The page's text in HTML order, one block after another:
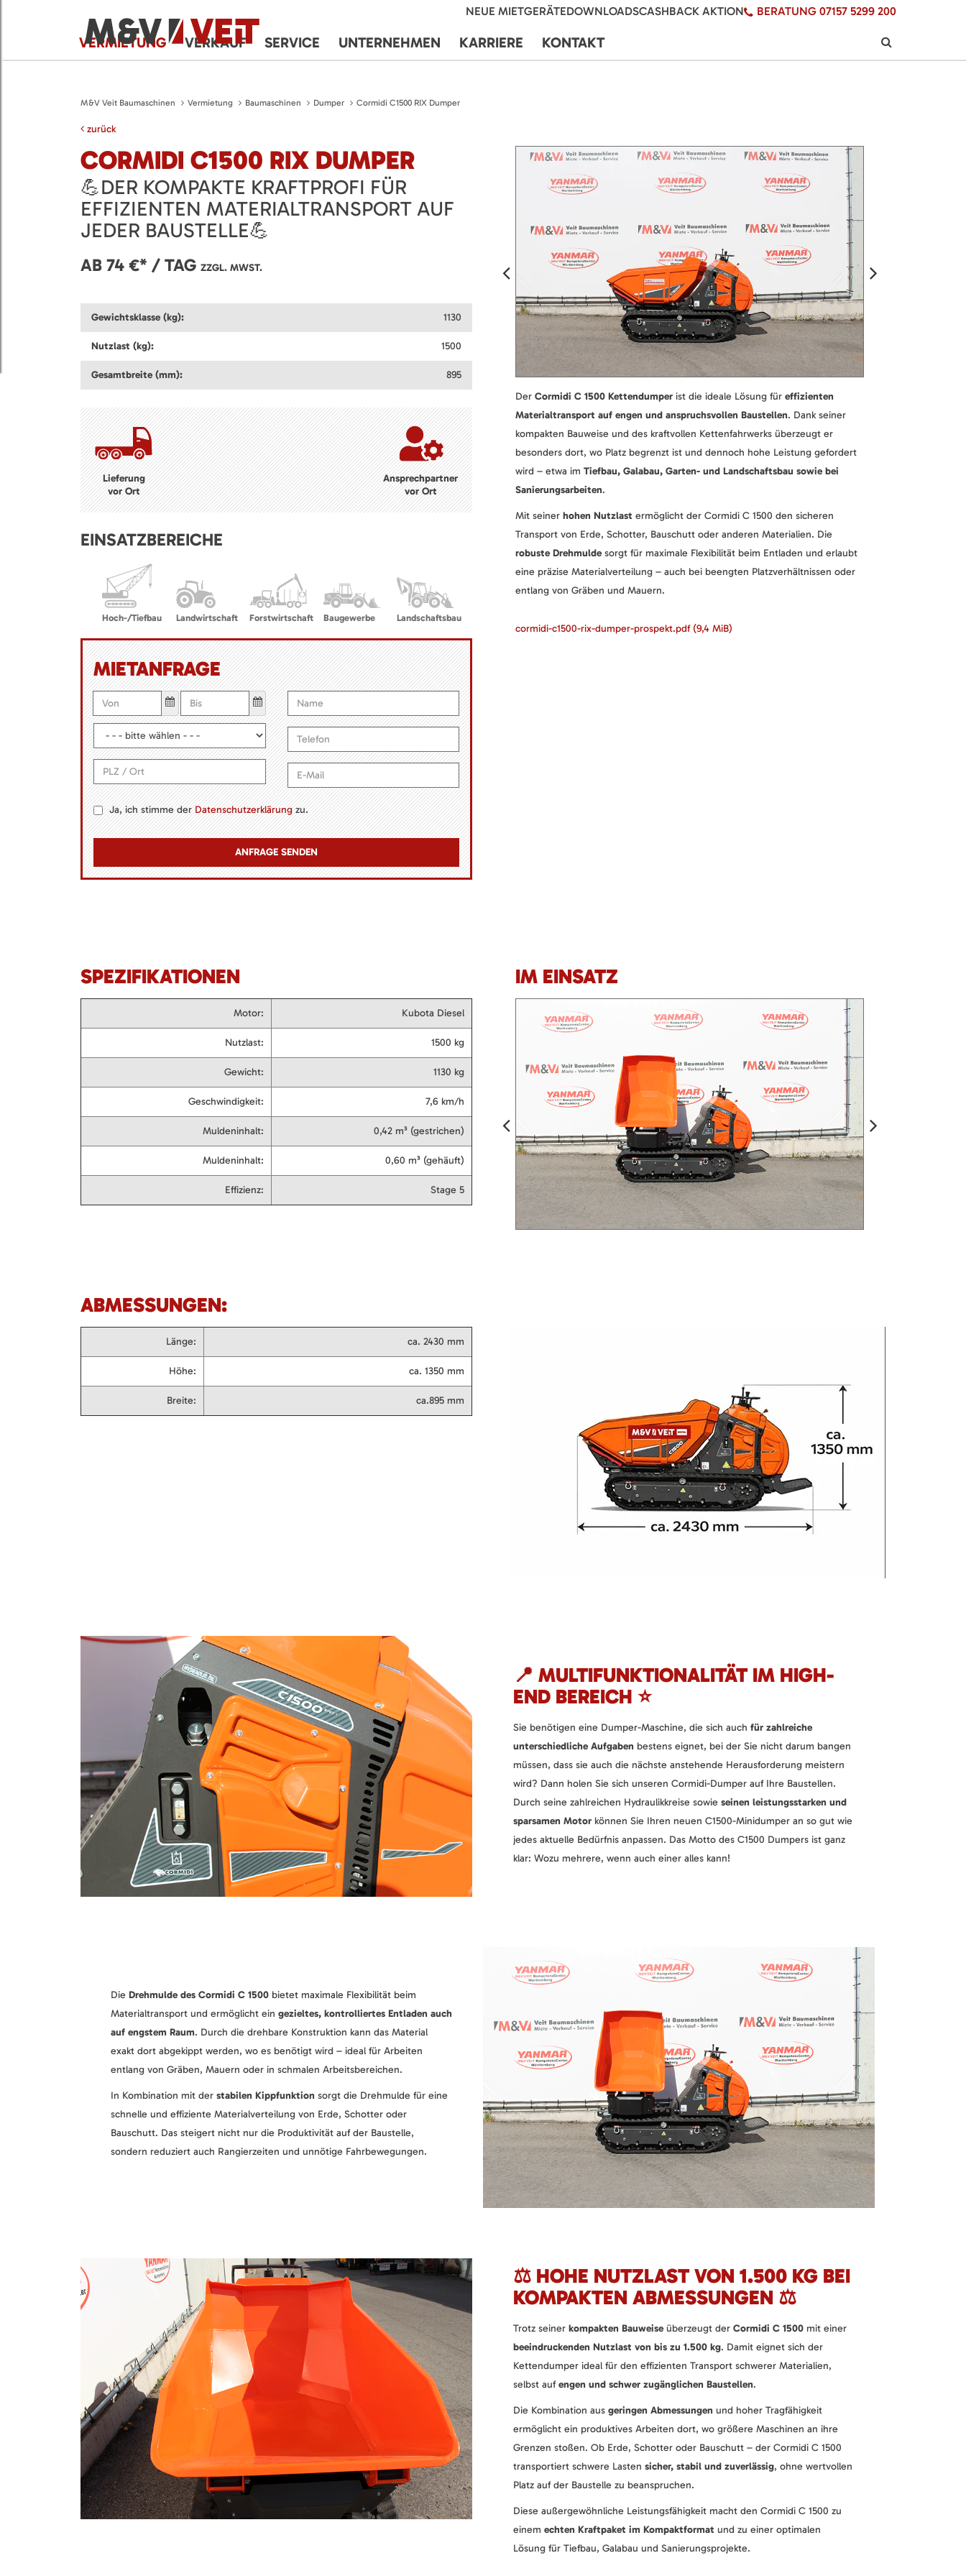
NEUE MIETGERÄTEDOWNLOADSCASHBACK AKTION BERATUNG 07157 5299 200
VERMIETUNG VERKAUF SERVICE UNTERNEHMEN KARRIERE KONTAKT
M&V Veit Baumaschinen Vermietung Baumaschinen Dumper Cormidi C1500 RIX Dumper
zurück
CORMIDI C1500 RIX DUMPER
💪DER KOMPAKTE KRAFTPROFI FÜR
EFFIZIENTEN MATERIALTRANSPORT AUF
JEDER BAUSTELLE💪
AB 74 €* / TAG ZZGL. MWST.
Gewichtsklasse (kg): 1130
Nutzlast (kg): 1500
Gesamtbreite (mm): 895
Lieferung
vor Ort
Ansprechpartner
vor Ort
EINSATZBEREICHE
Hoch-/Tiefbau Landwirtschaft Forstwirtschaft Baugewerbe Landschaftsbau
MIETANFRAGE
Ja, ich stimme derDatenschutzerklärungzu.
Der Cormidi C 1500 Kettendumper ist die ideale Lösung für effizienten
Materialtransport auf engen und anspruchsvollen Baustellen. Dank seiner
kompakten Bauweise und des kraftvollen Kettenfahrwerks überzeugt er
besonders dort, wo Platz begrenzt ist und dennoch hohe Leistung gefordert
wird – etwa im Tiefbau, Galabau, Garten- und Landschaftsbau sowie bei
Sanierungsarbeiten.
Mit seiner hohen Nutzlast ermöglicht der Cormidi C 1500 den sicheren
Transport von Erde, Schotter, Bauschutt oder anderen Materialien. Die
robuste Drehmuldesorgt für maximale Flexibilität beim Entladen und erlaubt
eine präzise Materialverteilung – auch bei beengten Platzverhältnissen oder
entlang von Gräben und Mauern.
cormidi-c1500-rix-dumper-prospekt.pdf (9,4 MiB)
SPEZIFIKATIONEN
Motor: Kubota Diesel
Nutzlast: 1500 kg
Gewicht: 1130 kg
Geschwindigkeit: 7,6 km/h
Muldeninhalt: 0,42 m³ (gestrichen)
Muldeninhalt: 0,60 m³ (gehäuft)
Effizienz: Stage 5
IM EINSATZ
ABMESSUNGEN:
Länge: ca. 2430 mm
Höhe: ca. 1350 mm
Breite: ca.895 mm
📍 MULTIFUNKTIONALITÄT IM HIGH-
END BEREICH ⭐
Sie benötigen eine Dumper-Maschine, die sich auch für zahlreiche
unterschiedliche Aufgaben bestens eignet, bei der Sie nicht darum bangen
müssen, dass sie auch die nächste anstehende Herausforderung meistern
wird? Dann holen Sie sich unseren Cormidi-Dumper auf Ihre Baustellen.
Durch seine zahlreichen Hydraulikkreise sowie seinen leistungsstarken und
sparsamen Motor können Sie Ihren neuen C1500-Minidumper an so gut wie
jedes aktuelle Bedürfnis anpassen. Das Motto des C1500 Dumpers ist ganz
klar: Wozu mehrere, wenn auch einer alles kann!
Die Drehmulde des Cormidi C 1500 bietet maximale Flexibilität beim
Materialtransport und ermöglicht ein gezieltes, kontrolliertes Entladen auch
auf engstem Raum. Durch die drehbare Konstruktion kann das Material
exakt dort abgekippt werden, wo es benötigt wird – ideal für Arbeiten
entlang von Gräben, Mauern oder in schmalen Arbeitsbereichen.
In Kombination mit der stabilen Kippfunktion sorgt die Drehmulde für eine
schnelle und effiziente Materialverteilung von Erde, Schotter oder
Bauschutt. Das steigert nicht nur die Produktivität auf der Baustelle,
sondern reduziert auch Rangierzeiten und unnötige Fahrbewegungen.
⚖️ HOHE NUTZLAST VON 1.500 KG BEI
KOMPAKTEN ABMESSUNGEN ⚖️
Trotz seiner kompakten Bauweiseüberzeugt der Cormidi C 1500 mit einer
beeindruckenden Nutzlast von bis zu 1.500 kg. Damit eignet sich der
Kettendumper ideal für den effizienten Transport schwerer Materialien,
selbst aufengen und schwer zugänglichen Baustellen.
Die Kombination aus geringen Abmessungen und hoher Tragfähigkeit
ermöglicht ein produktives Arbeiten dort, wo größere Maschinen an ihre
Grenzen stoßen. Ob Erde, Schotter oder Bauschutt – der Cormidi C 1500
transportiert schwere Lasten sicher, stabil und zuverlässig, ohne wertvollen
Platz auf der Baustelle zu beanspruchen.
Diese außergewöhnliche Leistungsfähigkeit macht den Cormidi C 1500 zu
einem echten Kraftpaket im Kompaktformat und zu einer optimalen
Lösung für Tiefbau, Galabau und Sanierungsprojekte.